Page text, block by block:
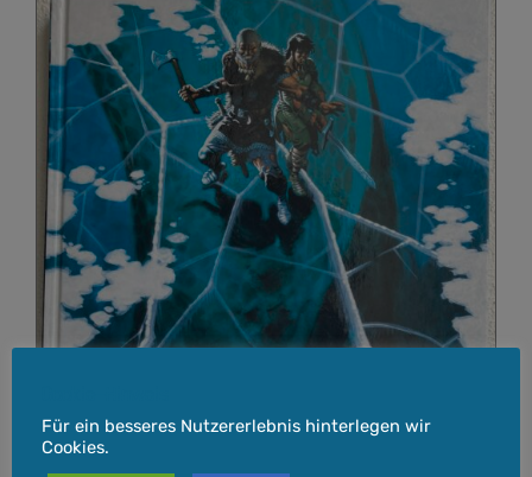
Für ein besseres Nutzererlebnis hinterlegen wir
Cookies.